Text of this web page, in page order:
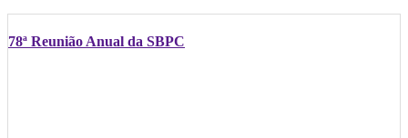
78ª Reunião Anual da SBPC